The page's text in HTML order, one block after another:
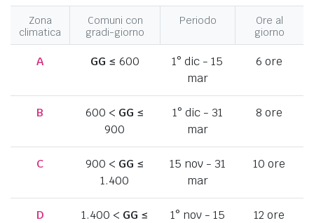
Zona
climatica
Comuni con
gradi-giorno
Periodo
Ore al
giorno
A GG ≤ 600
1° dic - 15
mar
6 ore
B 600 < GG ≤
900
1° dic - 31
mar
8 ore
C 900 < GG ≤
1.400
15 nov - 31
mar
10 ore
D 1.400 < GG ≤
1° nov - 15
12 ore